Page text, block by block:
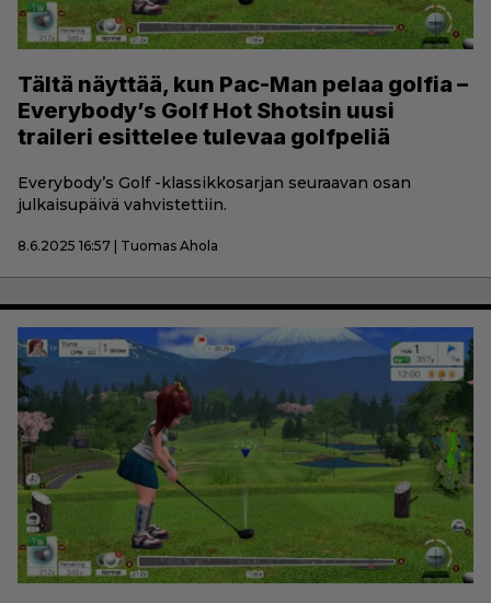
Tältä näyttää, kun Pac-Man pelaa golfia –
Everybody’s Golf Hot Shotsin uusi
traileri esittelee tulevaa golfpeliä
Everybody’s Golf -klassikkosarjan seuraavan osan
julkaisupäivä vahvistettiin.
8.6.2025 16:57 | Tuomas Ahola